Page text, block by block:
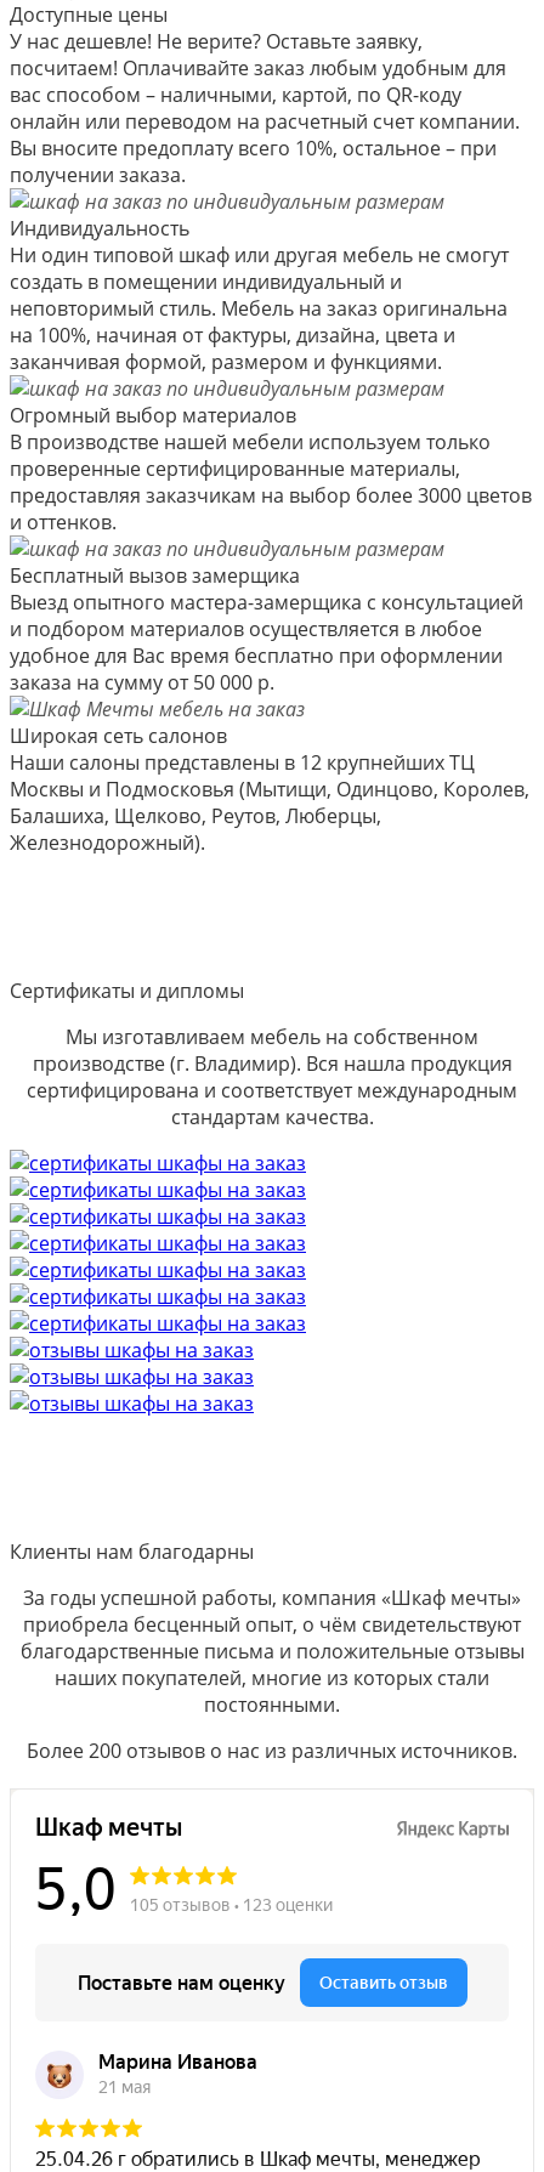
Доступные цены
У нас дешевле! Не верите? Оставьте заявку,
посчитаем! Оплачивайте заказ любым удобным для
вас способом – наличными, картой, по QR-коду
онлайн или переводом на расчетный счет компании.
Вы вносите предоплату всего 10%, остальное – при
получении заказа.
Индивидуальность
Ни один типовой шкаф или другая мебель не смогут
создать в помещении индивидуальный и
неповторимый стиль. Мебель на заказ оригинальна
на 100%, начиная от фактуры, дизайна, цвета и
заканчивая формой, размером и функциями.
Огромный выбор материалов
В производстве нашей мебели используем только
проверенные сертифицированные материалы,
предоставляя заказчикам на выбор более 3000 цветов
и оттенков.
Бесплатный вызов замерщика
Выезд опытного мастера-замерщика с консультацией
и подбором материалов осуществляется в любое
удобное для Вас время бесплатно при оформлении
заказа на сумму от 50 000 р.
Широкая сеть салонов
Наши салоны представлены в 12 крупнейших ТЦ
Москвы и Подмосковья (Мытищи, Одинцово, Королев,
Балашиха, Щелково, Реутов, Люберцы,
Железнодорожный).
Сертификаты и дипломы
Мы изготавливаем мебель на собственном
производстве (г. Владимир). Вся нашла продукция
сертифицирована и соответствует международным
стандартам качества.
Клиенты нам благодарны
За годы успешной работы, компания «Шкаф мечты»
приобрела бесценный опыт, о чём свидетельствуют
благодарственные письма и положительные отзывы
наших покупателей, многие из которых стали
постоянными.
Более 200 отзывов о нас из различных источников.